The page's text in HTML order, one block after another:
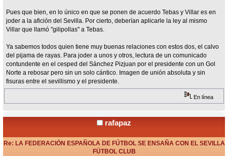
Pues que bien, en lo único en que se ponen de acuerdo Tebas y Villar es en
joder a la afición del Sevilla. Por cierto, deberían aplicarle la ley al mismo
Villar que llamó "gilipollas" a Tebas.
Ya sabemos todos quien tiene muy buenas relaciones con estos dos, el calvo
del pijama de rayas. Para joder a unos y otros, lectura de un comunicado
contundente en el cesped del Sánchez Pizjuan por el presidente con un Gol
Norte a rebosar pero sin un solo cántico. Imagen de unión absoluta y sin
fisuras entre el sevillismo y el presidente.
En línea
rafapaz
Re: LA FEDERACIÓN ESPAÑOLA DE FÚTBOL SE ENSAÑA CON EL SEVILLA
FÚTBOL CLUB